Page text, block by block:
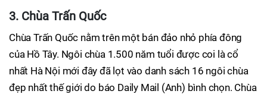
3. Chùa Trấn Quốc
Chùa Trấn Quốc nằm trên một bán đảo nhỏ phía đông
của Hồ Tây. Ngôi chùa 1.500 năm tuổi được coi là cổ
nhất Hà Nội mới đây đã lọt vào danh sách 16 ngôi chùa
đẹp nhất thế giới do báo Daily Mail (Anh) bình chọn. Chùa